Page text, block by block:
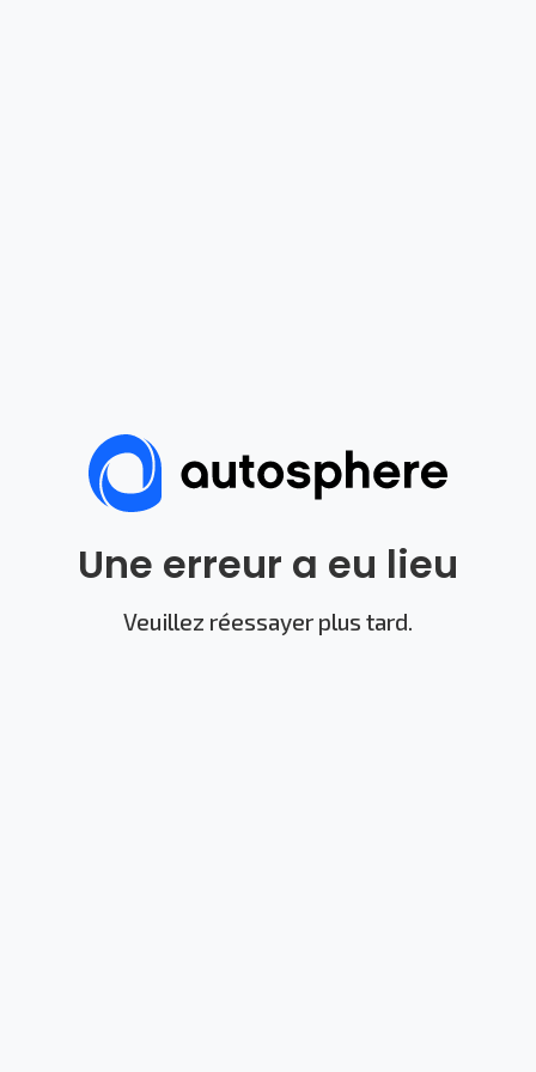
Une erreur a eu lieu
Veuillez réessayer plus tard.